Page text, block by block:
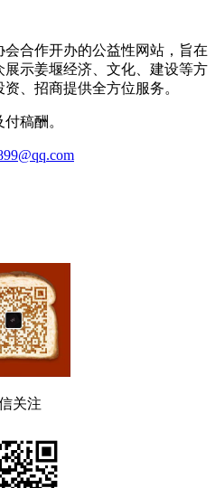
合作开办的公益性网站，旨在
示姜堰经济、文化、建设等方
、招商提供全方位服务。
稿酬。
关注